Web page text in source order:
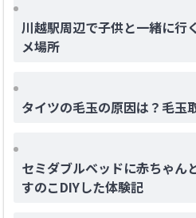
川越駅周辺で子供と一緒に行
メ場所
タイツの毛玉の原因は？毛玉
セミダブルベッドに赤ちゃん
すのこDIYした体験記